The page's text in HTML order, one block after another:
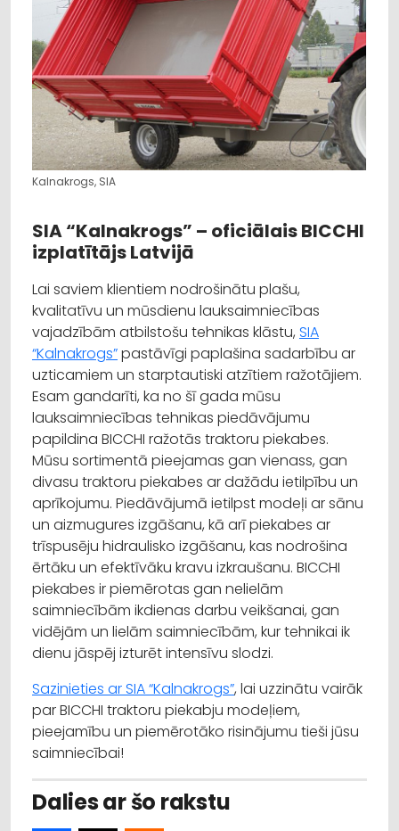
Kalnakrogs, SIA
SIA “Kalnakrogs” – oficiālais BICCHI
izplatītājs Latvijā
Lai saviem klientiem nodrošinātu plašu,
kvalitatīvu un mūsdienu lauksaimniecības
vajadzībām atbilstošu tehnikas klāstu, SIA
“Kalnakrogs”pastāvīgi paplašina sadarbību ar
uzticamiem un starptautiski atzītiem ražotājiem.
Esam gandarīti, ka no šī gada mūsu
lauksaimniecības tehnikas piedāvājumu
papildina BICCHI ražotās traktoru piekabes.
Mūsu sortimentā pieejamas gan vienass, gan
divasu traktoru piekabes ar dažādu ietilpību un
aprīkojumu. Piedāvājumā ietilpst modeļi ar sānu
un aizmugures izgāšanu, kā arī piekabes ar
trīspusēju hidraulisko izgāšanu, kas nodrošina
ērtāku un efektīvāku kravu izkraušanu. BICCHI
piekabes ir piemērotas gan nelielām
saimniecībām ikdienas darbu veikšanai, gan
vidējām un lielām saimniecībām, kur tehnikai ik
dienu jāspēj izturēt intensīvu slodzi.
Sazinieties ar SIA “Kalnakrogs”, lai uzzinātu vairāk
par BICCHI traktoru piekabju modeļiem,
pieejamību un piemērotāko risinājumu tieši jūsu
saimniecībai!
Dalies ar šo rakstu